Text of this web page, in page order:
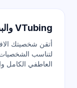
VTubing والبث المباشر
أتقن شخصيتك
لتناسب الشخصيات أو
العاطفي الكامل